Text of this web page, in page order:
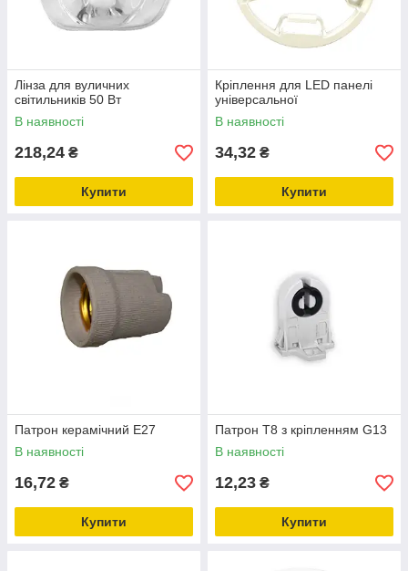
Лінза для вуличних
світильників 50 Вт
В наявності
218,24 ₴
Купити
Кріплення для LED панелі
універсальної
В наявності
34,32 ₴
Купити
Патрон керамічний E27
В наявності
16,72 ₴
Купити
Патрон Т8 з кріпленням G13
В наявності
12,23 ₴
Купити